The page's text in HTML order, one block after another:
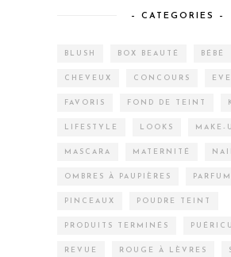
– CATEGORIES –
BLUSH BOX BEAUTÉ BÉBÉ
CHEVEUX CONCOURS
FAVORIS FOND DE TEINT
LIFESTYLE LOOKS MAKE-
MASCARA MATERNITÉ
OMBRES À PAUPIÈRES
PINCEAUX POUDRE TEINT
PRODUITS TERMINÉS
REVUE ROUGE À LÈVRES